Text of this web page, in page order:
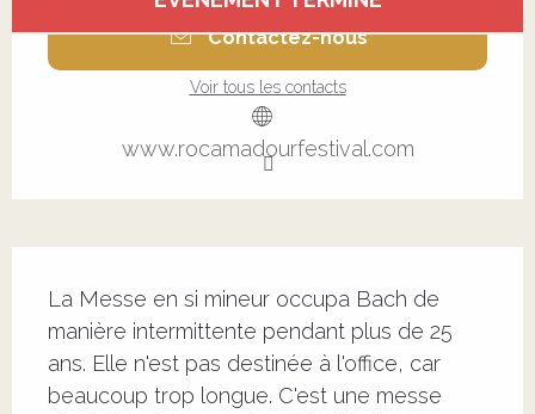
Contactez-nous
Voir tous les contacts
www.rocamadourfestival.com
La Messe en si mineur occupa Bach de
manière intermittente pendant plus de 25
ans. Elle n'est pas destinée à l'office, car
beaucoup trop longue. C'est une messe